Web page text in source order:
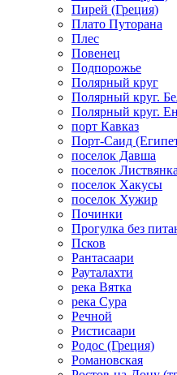
Пирей (Греция)
Плато Путорана
Плес
Повенец
Подпорожье
Полярный круг
Полярный круг.
Полярный круг.
порт Кавказ
Порт-Саид
поселок Давша
поселок Листвянка
поселок Хакусы
поселок Хужир
Починки
Прогулка без
Псков
Рантасаари
Рауталахти
река Вятка
река Сура
Речной
Ристисаари
Родос (Греция)
Романовская